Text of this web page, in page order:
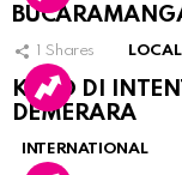
Shares LOCAL
KASO DI
DEMERARA
INTERNATIONAL